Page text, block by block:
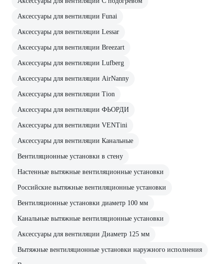
Аксессуары для вентиляции Funai
Аксессуары для вентиляции Lessar
Аксессуары для вентиляции Breezart
Аксессуары для вентиляции Lufberg
Аксессуары для вентиляции AirNanny
Аксессуары для вентиляции Tion
Аксессуары для вентиляции ФЬОРДИ
Аксессуары для вентиляции VENTini
Аксессуары для вентиляции Канальные
Вентиляционные установки в стену
Настенные вытяжные вентиляционные установки
Российские вытяжные вентиляционные установки
Вентиляционные установки диаметр 100 мм
Канальные вытяжные вентиляционные установки
Аксессуары для вентиляции Диаметр 125 мм
Вытяжные вентиляционные установки наружного исполнения